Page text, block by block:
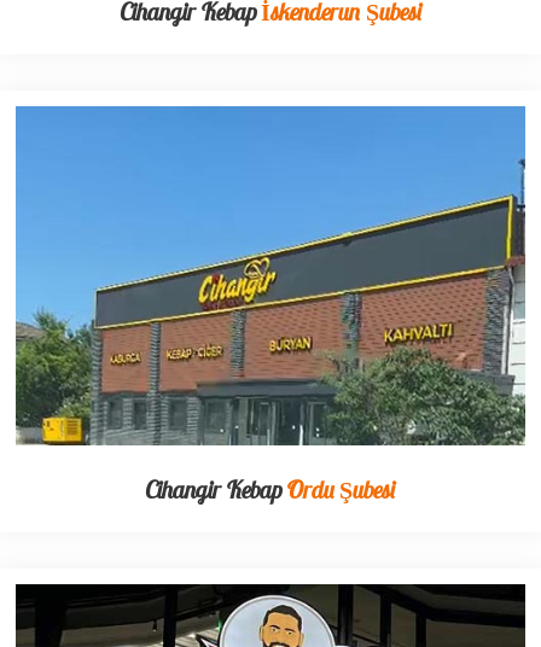
Cihangir Kebapİskenderun Şubesi
Cihangir KebapOrdu Şubesi